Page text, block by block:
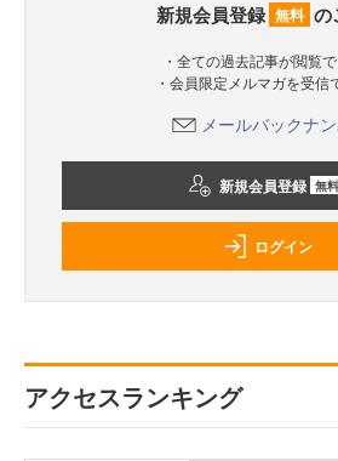
新規会員登録 無料 の
・全ての過去記事が閲覧
・会員限定メルマガを受信
メールバックナ
新規会員登録 無料
ログイン
アクセスランキング